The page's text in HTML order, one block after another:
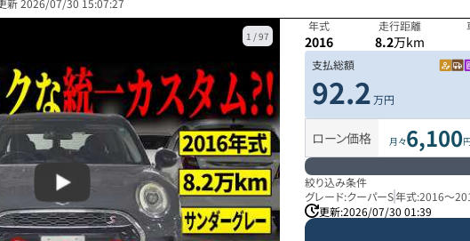
新2026/07/30 15:07:27
1 /97
年式
2016
走行距離
8.2万km
支払総額
92.2万円
ローン価格 月々6,100
絞り込み条件
グレード:クーパーS年式:2016～
更新:2026/07/30 01:39